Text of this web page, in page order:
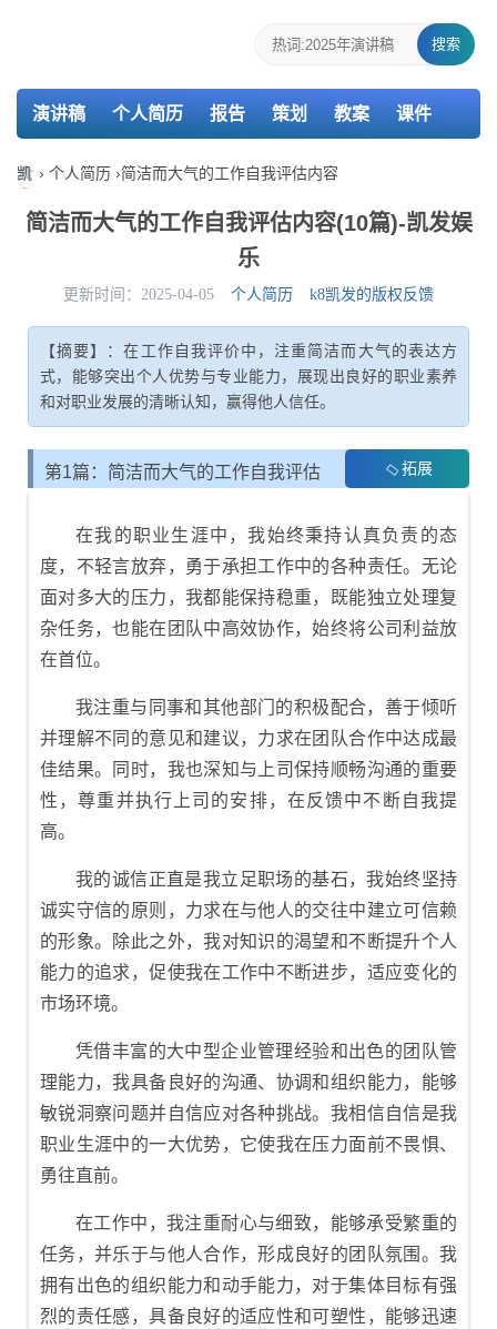
搜索
演讲稿 个人简历 报告 策划 教案 课件
检讨书 主持词
凯
娱
› 个人简历 ›简洁而大气的工作自我评估内容
简洁而大气的工作自我评估内容(10篇)-凯发娱
乐
更新时间：2025-04-05 个人简历 k8凯发的版权反馈
【摘要】：在工作自我评价中，注重简洁而大气的表达方
式，能够突出个人优势与专业能力，展现出良好的职业素养
和对职业发展的清晰认知，赢得他人信任。
第1篇：简洁而大气的工作自我评估 拓展
在我的职业生涯中，我始终秉持认真负责的态
度，不轻言放弃，勇于承担工作中的各种责任。无论
面对多大的压力，我都能保持稳重，既能独立处理复
杂任务，也能在团队中高效协作，始终将公司利益放
在首位。
我注重与同事和其他部门的积极配合，善于倾听
并理解不同的意见和建议，力求在团队合作中达成最
佳结果。同时，我也深知与上司保持顺畅沟通的重要
性，尊重并执行上司的安排，在反馈中不断自我提
高。
我的诚信正直是我立足职场的基石，我始终坚持
诚实守信的原则，力求在与他人的交往中建立可信赖
的形象。除此之外，我对知识的渴望和不断提升个人
能力的追求，促使我在工作中不断进步，适应变化的
市场环境。
凭借丰富的大中型企业管理经验和出色的团队管
理能力，我具备良好的沟通、协调和组织能力，能够
敏锐洞察问题并自信应对各种挑战。我相信自信是我
职业生涯中的一大优势，它使我在压力面前不畏惧、
勇往直前。
在工作中，我注重耐心与细致，能够承受繁重的
任务，并乐于与他人合作，形成良好的团队氛围。我
拥有出色的组织能力和动手能力，对于集体目标有强
烈的责任感，具备良好的适应性和可塑性，能够迅速